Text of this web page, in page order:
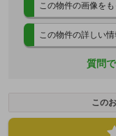
この物件の画像を
この物件の詳しい
質問
この